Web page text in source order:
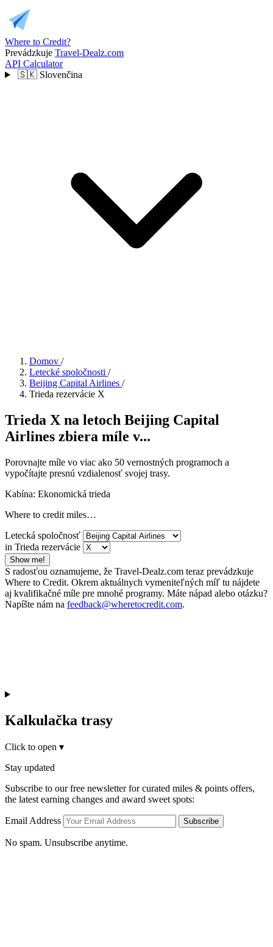
Where to Credit?
Prevádzkuje Travel-Dealz.com
API Calculator
🇸🇰 Slovenčina
Domov /
Letecké spoločnosti /
Beijing Capital Airlines /
Trieda rezervácie X
Trieda X na letoch Beijing Capital
Airlines zbiera míle v...
Porovnajte míle vo viac ako 50 vernostných programoch a
vypočítajte presnú vzdialenosť svojej trasy.
Kabína: Ekonomická trieda
Where to credit miles…
Letecká spoločnosť
in Trieda rezervácie
Show me!
S radosťou oznamujeme, že Travel-Dealz.com teraz prevádzkuje
Where to Credit. Okrem aktuálnych vymeniteľných míľ tu nájdete
aj kvalifikačné míle pre mnohé programy. Máte nápad alebo otázku?
Napíšte nám na feedback@wheretocredit.com.
Kalkulačka trasy
Click to open ▾
Stay updated
Subscribe to our free newsletter for curated miles & points offers,
the latest earning changes and award sweet spots:
Email Address Subscribe
No spam. Unsubscribe anytime.